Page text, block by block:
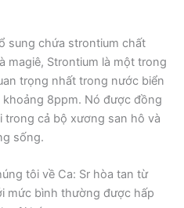
sung chứa strontium chất
magiê, Strontium là một trong
trọng nhất trong nước biển
8ppm. Nó được đồng
trong cả bộ xương san hô và
sống.
tôi về Ca: Sr hòa tan từ
mức bình thường được hấp